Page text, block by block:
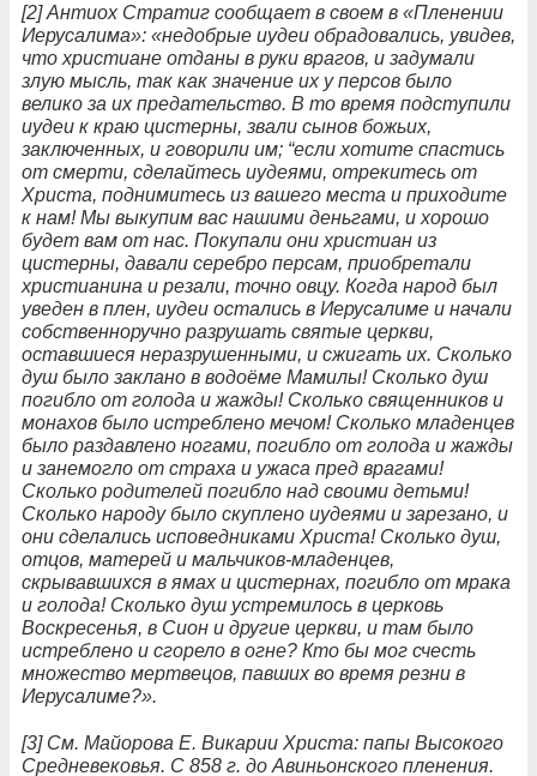
[2] Антиох Стратиг сообщает в своем в «Пленении
Иерусалима»: «недобрые иудеи обрадовались, увидев,
что христиане отданы в руки врагов, и задумали
злую мысль, так как значение их у персов было
велико за их предательство. В то время подступили
иудеи к краю цистерны, звали сынов божьих,
заключенных, и говорили им; “если хотите спастись
от смерти, сделайтесь иудеями, отрекитесь от
Христа, поднимитесь из вашего места и приходите
к нам! Мы выкупим вас нашими деньгами, и хорошо
будет вам от нас. Покупали они христиан из
цистерны, давали серебро персам, приобретали
христианина и резали, точно овцу. Когда народ был
уведен в плен, иудеи остались в Иерусалиме и начали
собственноручно разрушать святые церкви,
оставшиеся неразрушенными, и сжигать их. Сколько
душ было заклано в водоёме Мамилы! Сколько душ
погибло от голода и жажды! Сколько священников и
монахов было истреблено мечом! Сколько младенцев
было раздавлено ногами, погибло от голода и жажды
и занемогло от страха и ужаса пред врагами!
Сколько родителей погибло над своими детьми!
Сколько народу было скуплено иудеями и зарезано, и
они сделались исповедниками Христа! Сколько душ,
отцов, матерей и мальчиков-младенцев,
скрывавшихся в ямах и цистернах, погибло от мрака
и голода! Сколько душ устремилось в церковь
Воскресенья, в Сион и другие церкви, и там было
истреблено и сгорело в огне? Кто бы мог счесть
множество мертвецов, павших во время резни в
Иерусалиме?».
[3] См. Майорова Е. Викарии Христа: папы Высокого
Средневековья. С 858 г. до Авиньонского пленения.